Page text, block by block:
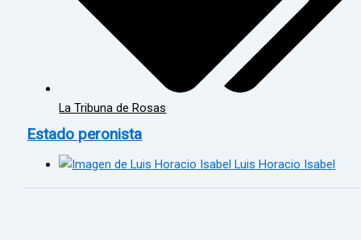
La Tribuna de Rosas
Estado peronista
Luis Horacio Isabel